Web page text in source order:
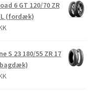
6 GT 120/70 ZR
(fordæk)
S 23 180/55 ZR 17